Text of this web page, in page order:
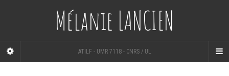
Mélanie LANCIEN
ATILF - UMR 7118 - CNRS / UL